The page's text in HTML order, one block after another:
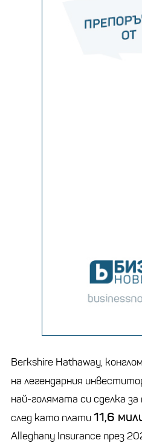
Berkshire Hathaway,
на легендарния
най-голямата си сделка
след като плати11,6
Alleghany Insurance през